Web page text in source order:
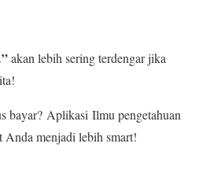
akan lebih sering terdengar jika
bayar? Aplikasi Ilmu pengetahuan
Anda menjadi lebih smart!